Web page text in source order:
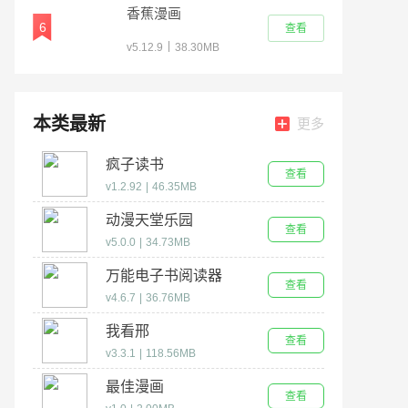
6
香蕉漫画
v5.12.9 38.30MB
查看
本类最新 更多
疯子读书
v1.2.92 46.35MB
查看
动漫天堂乐园
v5.0.0 34.73MB
查看
万能电子书阅读器
v4.6.7 36.76MB
查看
我看邢
v3.3.1 118.56MB
查看
最佳漫画
查看